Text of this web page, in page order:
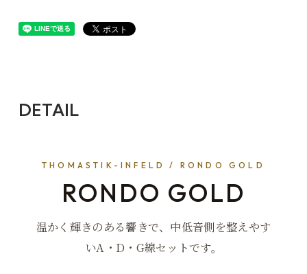
DETAIL
THOMASTIK-INFELD / RONDO GOLD
RONDO GOLD
温かく輝きのある響きで、中低音側を整えやす
いA・D・G線セットです。